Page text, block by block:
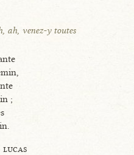
ah, venez-y toutes
;
lucas